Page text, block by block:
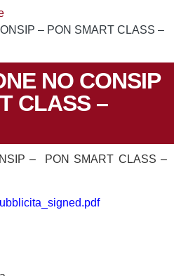
– PON SMART CLASS –
NO CONSIP
CLASS –
– PON SMART CLASS –